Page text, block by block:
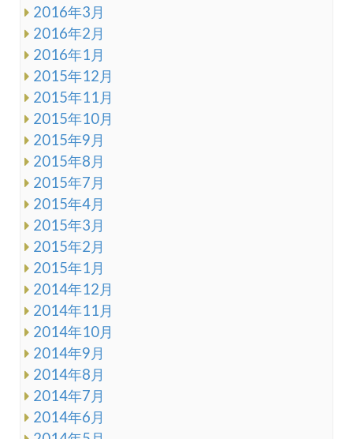
2016年3月
2016年2月
2016年1月
2015年12月
2015年11月
2015年10月
2015年9月
2015年8月
2015年7月
2015年4月
2015年3月
2015年2月
2015年1月
2014年12月
2014年11月
2014年10月
2014年9月
2014年8月
2014年7月
2014年6月